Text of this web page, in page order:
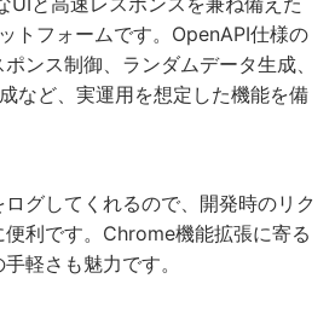
トフォームです。OpenAPI仕様の
ンス制御、ランダムデータ生成、
など、実運用を想定した機能を備
グしてくれるので、開発時のリク
利です。Chrome機能拡張に寄る
軽さも魅力です。